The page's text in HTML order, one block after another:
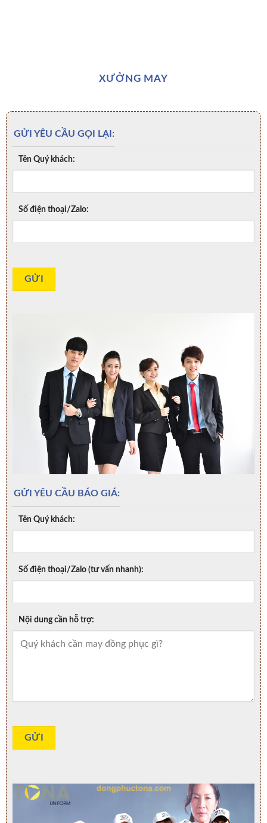
XƯỞNG MAY
GỬI YÊU CẦU GỌI LẠI:
Tên Quý khách:
Số điện thoại/Zalo:
GỬI YÊU CẦU BÁO GIÁ:
Tên Quý khách:
Số điện thoại/Zalo (tư vấn nhanh):
Nội dung cần hỗ trợ: